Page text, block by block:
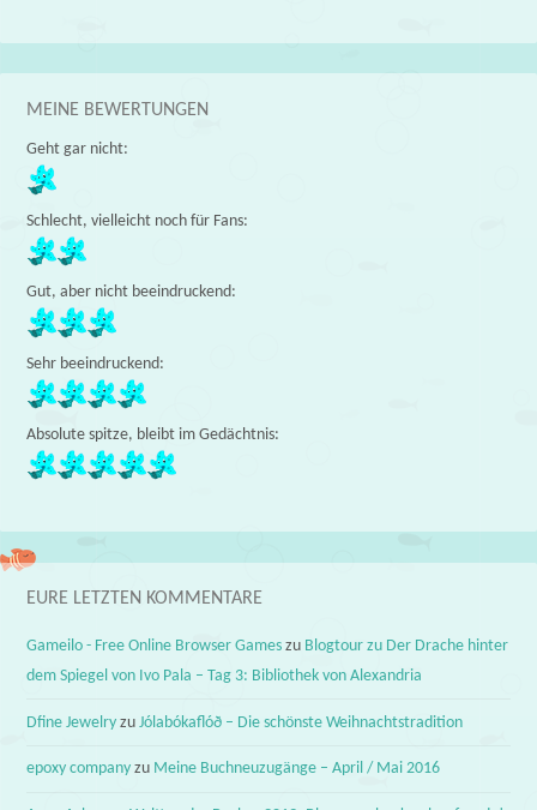
MEINE BEWERTUNGEN
Geht gar nicht:
Schlecht, vielleicht noch für Fans:
Gut, aber nicht beeindruckend:
Sehr beeindruckend:
Absolute spitze, bleibt im Gedächtnis:
EURE LETZTEN KOMMENTARE
Gameilo - Free Online Browser Games zu Blogtour zu Der Drache hinter
dem Spiegel von Ivo Pala – Tag 3: Bibliothek von Alexandria
Dfine Jewelry zuJólabókaflóð – Die schönste Weihnachtstradition
epoxy company zu Meine Buchneuzugänge – April / Mai 2016